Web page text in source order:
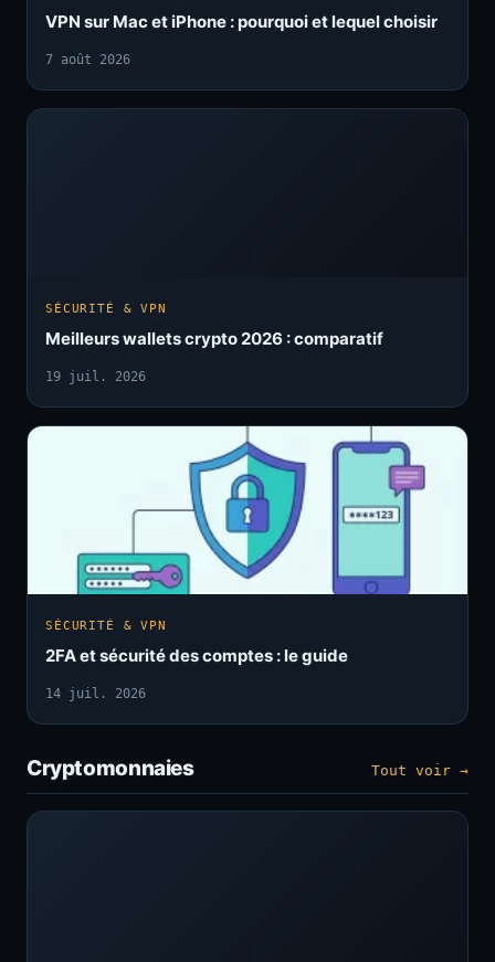
VPN sur Mac et iPhone : pourquoi et lequel choisir
7 août 2026
SÉCURITÉ & VPN
Meilleurs wallets crypto 2026 : comparatif
19 juil. 2026
SÉCURITÉ & VPN
2FA et sécurité des comptes : le guide
14 juil. 2026
Cryptomonnaies Tout voir →